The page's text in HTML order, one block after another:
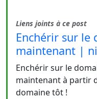
Liens joints à ce post
Enchérir sur le
maintenant |
Enchérir sur le
maintenant à partir
domaine tôt !